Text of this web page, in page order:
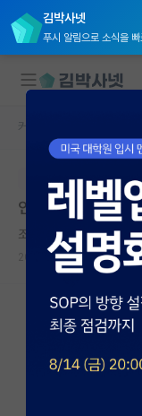
김박사넷
푸시 알림으로 소식을 빠
대학원생 모집
국내대학원 정보
연구실&오픈랩
커뮤니티
커뮤니티 홈
전체글보기
베스트 게시판
커뮤니티 홈
본문이 수정되지 않는
인공지능 대학원 준
조급한 존 필즈
2024.08.24 15